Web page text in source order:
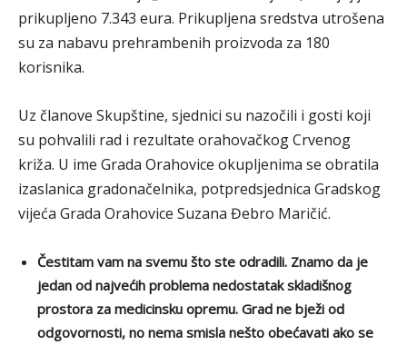
prikupljeno 7.343 eura. Prikupljena sredstva utrošena
su za nabavu prehrambenih proizvoda za 180
korisnika.
Uz članove Skupštine, sjednici su nazočili i gosti koji
su pohvalili rad i rezultate orahovačkog Crvenog
križa. U ime Grada Orahovice okupljenima se obratila
izaslanica gradonačelnika, potpredsjednica Gradskog
vijeća Grada Orahovice Suzana Đebro Maričić.
Čestitam vam na svemu što ste odradili. Znamo da je
jedan od najvećih problema nedostatak skladišnog
prostora za medicinsku opremu. Grad ne bježi od
odgovornosti, no nema smisla nešto obećavati ako se